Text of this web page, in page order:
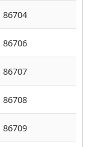
86704
86706
86707
86708
86709